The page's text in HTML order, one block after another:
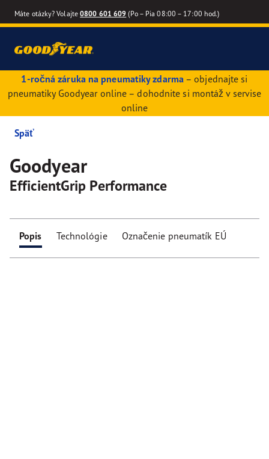
Máte otázky? Volajte0800 601 609 (Po – Pia 08:00 – 17:00 hod.)
1-ročná záruka na pneumatiky zdarma– objednajte si
pneumatiky Goodyear online – dohodnite si montáž v servise
online
Späť
Goodyear
EfficientGrip Performance
Popis Technológie Označenie pneumatík EÚ